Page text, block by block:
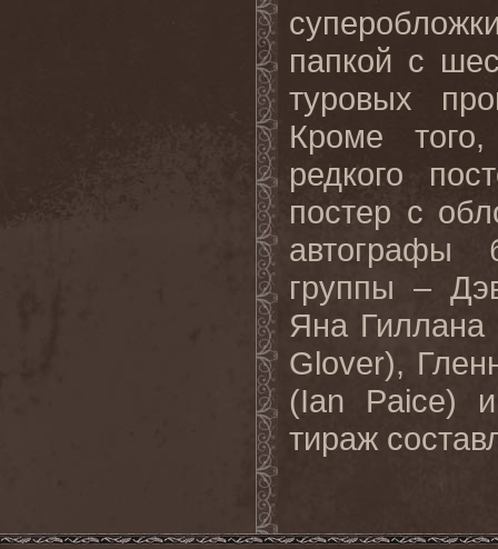
папкой с
туровых
Кроме
редкого
постер с
автографы
группы –
Яна Гиллана
Glover),
(Ian Paice)
тираж